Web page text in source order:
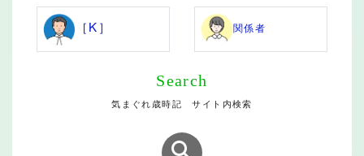
［K］ 関係者
Search
気まぐれ歳時記 サイト内検索